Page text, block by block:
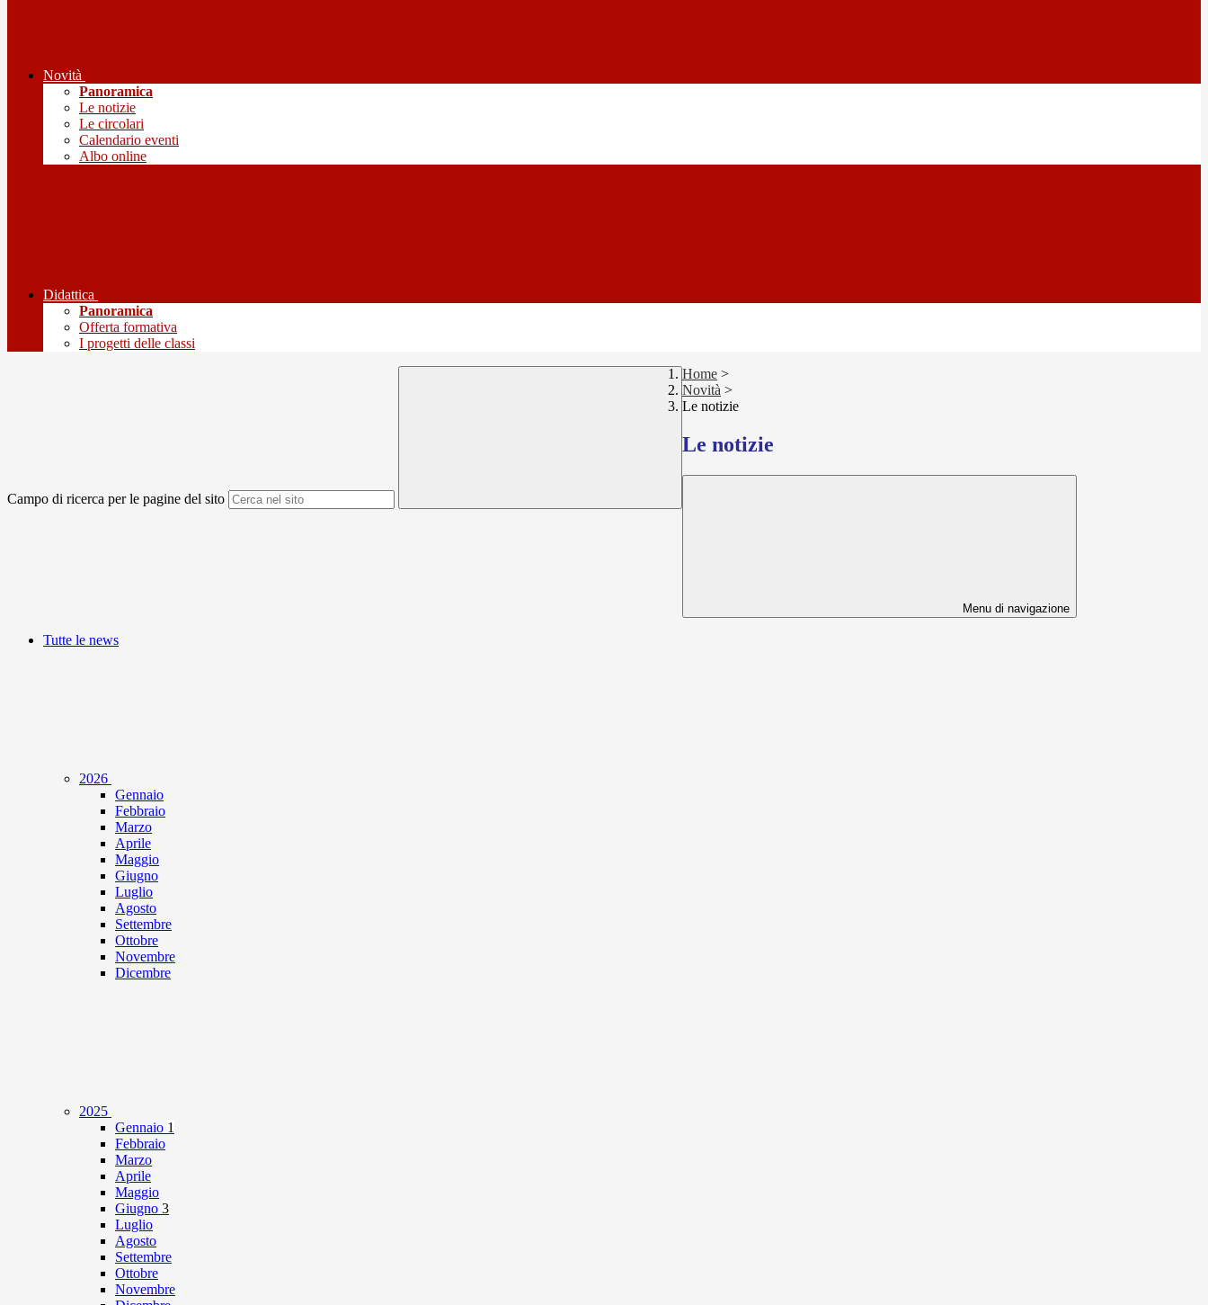
Novità
Panoramica
Le notizie
Le circolari
Calendario eventi
Albo online
Didattica
Panoramica
Offerta formativa
I progetti delle classi
Campo di ricerca per le pagine del sito
Home >
Novità >
Le notizie
Le notizie
Menu di navigazione
Tutte le news
2026
Gennaio
Febbraio
Marzo
Aprile
Maggio
Giugno
Luglio
Agosto
Settembre
Ottobre
Novembre
Dicembre
2025
Gennaio 1
Febbraio
Marzo
Aprile
Maggio
Giugno 3
Luglio
Agosto
Settembre
Ottobre
Novembre